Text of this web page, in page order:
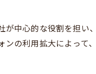
中心的な役割を担い
の利用拡大によって